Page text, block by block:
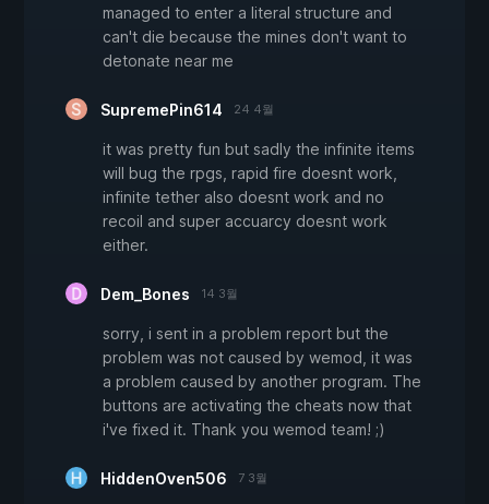
managed to enter a literal structure and
can't die because the mines don't want to
detonate near me
SupremePin614 24 4월
it was pretty fun but sadly the infinite items
will bug the rpgs, rapid fire doesnt work,
infinite tether also doesnt work and no
recoil and super accuarcy doesnt work
either.
Dem_Bones 14 3월
sorry, i sent in a problem report but the
problem was not caused by wemod, it was
a problem caused by another program. The
buttons are activating the cheats now that
i've fixed it. Thank you wemod team! ;)
HiddenOven506 7 3월